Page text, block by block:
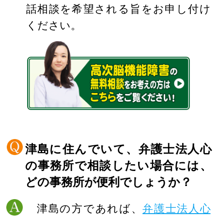
話相談を希望される旨をお申し付け
ください。
津島に住んでいて、弁護士法人心
の事務所で相談したい場合には、
どの事務所が便利でしょうか？
津島の方であれば、弁護士法人心